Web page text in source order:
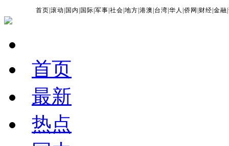
首页 |滚动 国内 国际 |军事 |社会 |地方 |港澳 台湾 |华人 |侨网 财经 |金融 |
首页
最新
热点